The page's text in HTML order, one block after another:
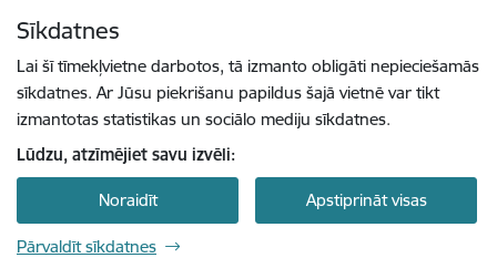
Sīkdatnes
Lai šī tīmekļvietne darbotos, tā izmanto obligāti nepieciešamās
sīkdatnes. Ar Jūsu piekrišanu papildus šajā vietnē var tikt
izmantotas statistikas un sociālo mediju sīkdatnes.
Lūdzu, atzīmējiet savu izvēli:
Noraidīt Apstiprināt visas
Pārvaldīt sīkdatnes